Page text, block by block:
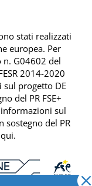
stati realizzati
europea. Per
G04602 del
2014-2020
progetto DE
del PR FSE+
sul
sostegno del PR
.